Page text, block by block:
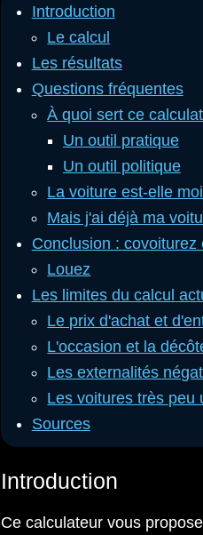
Introduction
Le calcul
Les résultats
Questions fréquentes
À quoi sert ce
Un outil pratique
Un outil politique
La voiture est-elle
Mais j'ai déjà ma
Conclusion : covoiturez
Louez
Les limites du calcul
Le prix d'achat et
L'occasion et la
Les externalités
Les voitures très peu
Sources
Introduction
Ce calculateur vous